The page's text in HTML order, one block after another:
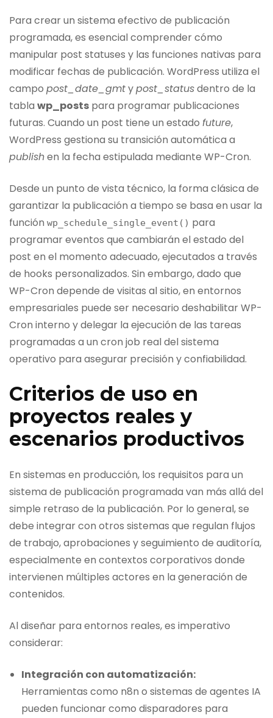
Para crear un sistema efectivo de publicación
programada, es esencial comprender cómo
manipular post statuses y las funciones nativas para
modificar fechas de publicación. WordPress utiliza el
campo post_date_gmtypost_statusdentro de la
tabla wp_posts para programar publicaciones
futuras. Cuando un post tiene un estado future,
WordPress gestiona su transición automática a
publishen la fecha estipulada mediante WP-Cron.
Desde un punto de vista técnico, la forma clásica de
garantizar la publicación a tiempo se basa en usar la
función wp_schedule_single_event () para
programar eventos que cambiarán el estado del
post en el momento adecuado, ejecutados a través
de hooks personalizados. Sin embargo, dado que
WP-Cron depende de visitas al sitio, en entornos
empresariales puede ser necesario deshabilitar WP-
Cron interno y delegar la ejecución de las tareas
programadas a un cron job real del sistema
operativo para asegurar precisión y confiabilidad.
Criterios de uso en
proyectos reales y
escenarios productivos
En sistemas en producción, los requisitos para un
sistema de publicación programada van más allá del
simple retraso de la publicación. Por lo general, se
debe integrar con otros sistemas que regulan flujos
de trabajo, aprobaciones y seguimiento de auditoría,
especialmente en contextos corporativos donde
intervienen múltiples actores en la generación de
contenidos.
Al diseñar para entornos reales, es imperativo
considerar:
Integración con automatización:
Herramientas como n8n o sistemas de agentes IA
pueden funcionar como disparadores para